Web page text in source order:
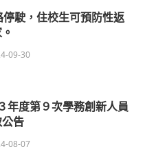
停駛，住校生可預防性返
09-30
年度第９次學務創新人員
告
08-07